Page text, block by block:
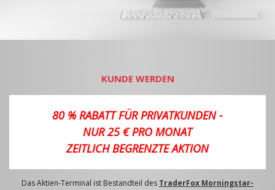
KUNDE WERDEN
80 % RABATT FÜR PRIVATKUNDEN -
NUR 25 € PRO MONAT
ZEITLICH BEGRENZTE AKTION
Das Aktien-Terminal ist Bestandteil des TraderFox Morningstar-